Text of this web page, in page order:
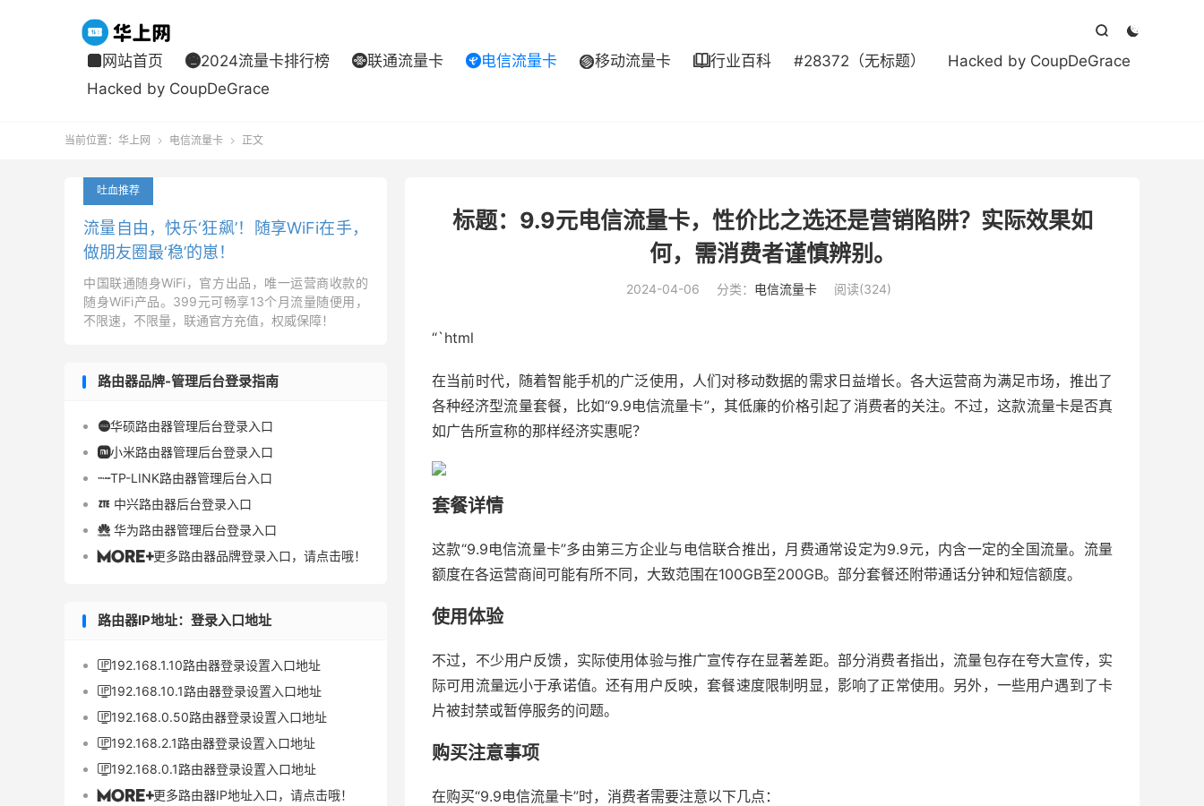


 网站首页 2024流量卡排行榜 联通流量卡 电信流量卡 移动流量卡 行业百科 #28372（无标题）
Hacked by CoupDeGrace
Hacked by CoupDeGrace
当前位置： 华上网  电信流量卡  正文
标题：9.9元电信流量卡，性价比之选还是营销陷阱？实际效果如
何，需消费者谨慎辨别。
2024-04-06 分类： 电信流量卡 阅读(324)
“`html
在当前时代，随着智能手机的广泛使用，人们对移动数据的需求日益增长。各大运营商为满足市场，推出了
各种经济型流量套餐，比如“9.9电信流量卡”，其低廉的价格引起了消费者的关注。不过，这款流量卡是否真
如广告所宣称的那样经济实惠呢？
套餐详情
这款“9.9电信流量卡”多由第三方企业与电信联合推出，月费通常设定为9.9元，内含一定的全国流量。流量
额度在各运营商间可能有所不同，大致范围在100GB至200GB。部分套餐还附带通话分钟和短信额度。
使用体验
不过，不少用户反馈，实际使用体验与推广宣传存在显著差距。部分消费者指出，流量包存在夸大宣传，实
际可用流量远小于承诺值。还有用户反映，套餐速度限制明显，影响了正常使用。另外，一些用户遇到了卡
片被封禁或暂停服务的问题。
购买注意事项
在购买“9.9电信流量卡”时，消费者需要注意以下几点：
吐血推荐
流量自由，快乐‘狂飙’！随享WiFi在手，
做朋友圈最‘稳’的崽！
中国联通随身WiFi，官方出品，唯一运营商收款的
随身WiFi产品。399元可畅享13个月流量随便用，
不限速，不限量，联通官方充值，权威保障！
路由器品牌-管理后台登录指南
华硕路由器管理后台登录入口
小米路由器管理后台登录入口
TP-LINK路由器管理后台入口
 中兴路由器后台登录入口
 华为路由器管理后台登录入口
更多路由器品牌登录入口，请点击哦！
路由器IP地址：登录入口地址
192.168.1.10路由器登录设置入口地址
192.168.10.1路由器登录设置入口地址
192.168.0.50路由器登录设置入口地址
192.168.2.1路由器登录设置入口地址
192.168.0.1路由器登录设置入口地址
更多路由器IP地址入口，请点击哦！